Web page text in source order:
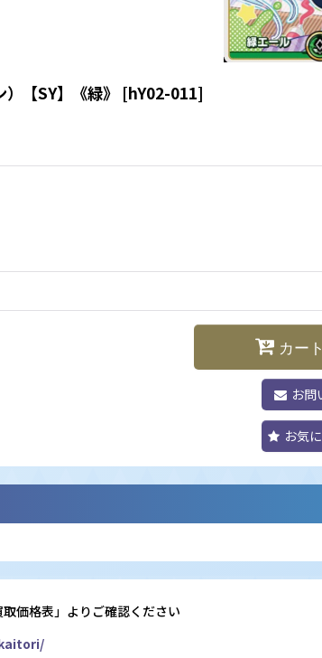
【SY】《緑》 [hY02-011]
カー
お問
お気
価格表」よりご確認ください